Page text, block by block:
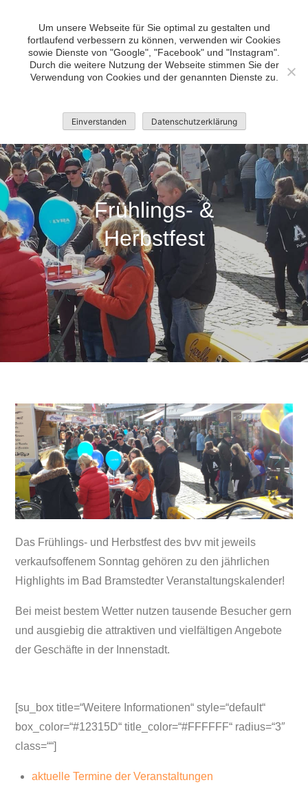
content
bvv Bad Bramstedt •
Wir tun was, mach doch mit!
Frühlings- &
Herbstfest
Das Frühlings- und Herbstfest des bvv mit jeweils
verkaufsoffenem Sonntag gehören zu den jährlichen
Highlights im Bad Bramstedter Veranstaltungskalender!
Bei meist bestem Wetter nutzen tausende Besucher gern
und ausgiebig die attraktiven und vielfältigen Angebote
der Geschäfte in der Innenstadt.
[su_box title=“Weitere Informationen“ style=“default“
box_color=“#12315D“ title_color=“#FFFFFF“ radius=“3″
class=““]
aktuelle Termine der Veranstaltungen
Um unsere Webseite für Sie optimal zu gestalten und
fortlaufend verbessern zu können, verwenden wir Cookies
sowie Dienste von "Google", "Facebook" und "Instagram".
Durch die weitere Nutzung der Webseite stimmen Sie der
Verwendung von Cookies und der genannten Dienste zu.
Einverstanden Datenschutzerklärung